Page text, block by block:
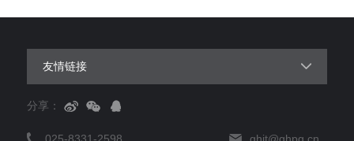
友情链接
分享：
025-8331-2598 ghjt@ghpg.cn